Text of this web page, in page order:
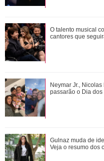
Neymar Jr., Nicolas
passarão o Dia dos
Bruna Marquezine,
Relembre os
Alexandre Nero,
que foram papais
O talento musical
cantores que
Neymar Jr.,
passarão o Dia
Gulnaz muda de
Veja o resumo dos